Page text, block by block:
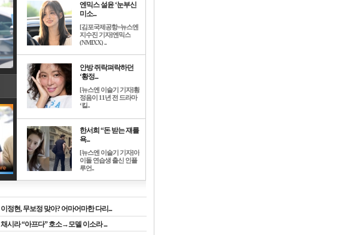
엔믹스 설윤 ‘눈부신
미소...
[김포국제공항=뉴스엔
지수진 기자]엔믹스
(NMIXX) ..
안방 쥐락펴락하던
‘황정...
[뉴스엔 이슬기 기자]황
정음이 11년 전 드라마
‘킬..
한서희 “돈 받는 쟤를
욕...
[뉴스엔 이슬기 기자]아
이돌 연습생 출신 인플
루언..
이정현, 무보정 맞아? 어마어마한 다리...
채시라 “아프다” 호소→모델 이소라 ...